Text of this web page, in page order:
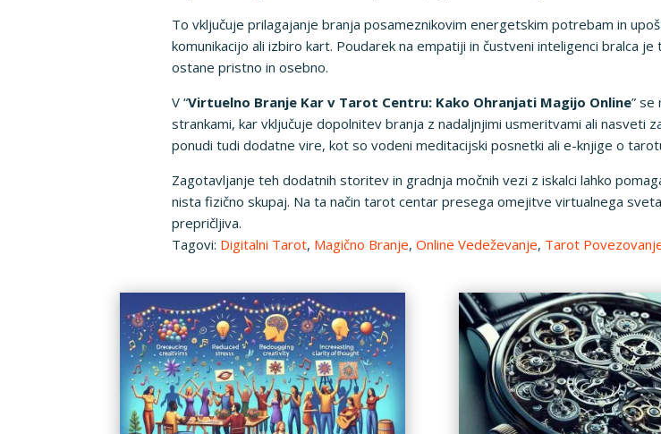
To vključuje prilagajanje branja posameznikovim energetskim potrebam in
komunikacijo ali izbiro kart. Poudarek na empatiji in čustveni inteligenci bralca
ostane pristno in osebno.
V “Virtuelno Branje Kar v Tarot Centru: Kako Ohranjati Magijo Online”
strankami, kar vključuje dopolnitev branja z nadaljnjimi usmeritvami ali nasveti
ponudi tudi dodatne vire, kot so vodeni meditacijski posnetki ali e-knjige o
Zagotavljanje teh dodatnih storitev in gradnja močnih vezi z iskalci lahko
nista fizično skupaj. Na ta način tarot centar presega omejitve virtualnega
prepričljiva.
Tagovi: Digitalni Tarot, Magično Branje, Online Vedeževanje, Tarot